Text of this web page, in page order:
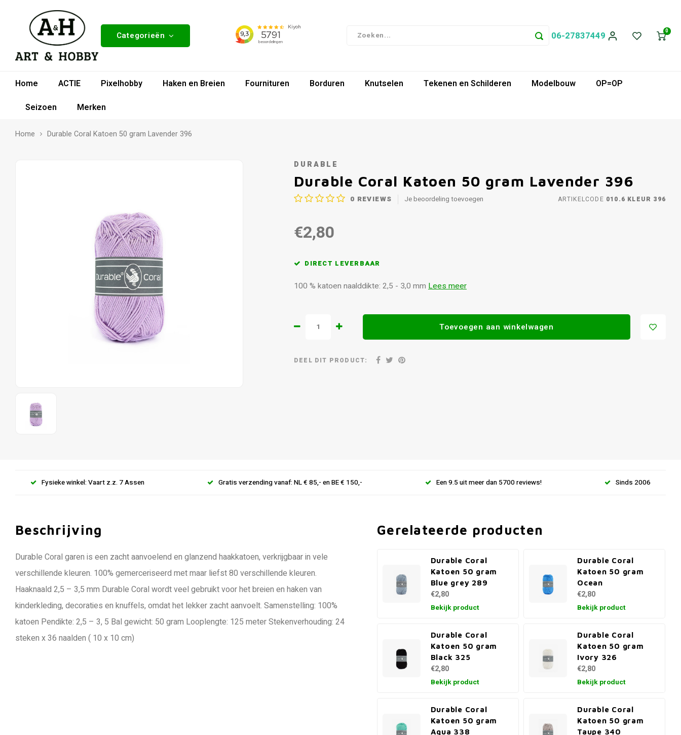
Categorieën 06-27837449 0
Home ACTIE Pixelhobby Haken en Breien Fournituren Borduren Knutselen Tekenen en Schilderen Modelbouw
OP=OP
Seizoen
Merken
Home Durable Coral Katoen 50 gram Lavender 396
DURABLE
Durable Coral Katoen 50 gram Lavender 396
0 REVIEWS Je beoordeling toevoegen ARTIKELCODE 010.6 KLEUR 396
€2,80
DIRECT LEVERBAAR
100 % katoen naalddikte: 2,5 - 3,0 mm Lees meer
Toevoegen aan winkelwagen
DEEL DIT PRODUCT:
Fysieke winkel: Vaart z.z. 7 Assen Gratis verzending vanaf: NL € 85,- en BE € 150,- Een 9.5 uit meer dan 5700 reviews! Sinds 2006
Beschrijving
Durable Coral garen is een zacht aanvoelend en glanzend haakkatoen, verkrijgbaar in vele
verschillende kleuren. 100% gemerceriseerd met maar liefst 80 verschillende kleuren.
Haaknaald 2,5 – 3,5 mm Durable Coral wordt veel gebruikt voor het breien en haken van
kinderkleding, decoraties en knuffels, omdat het lekker zacht aanvoelt. Samenstelling: 100%
katoen Pendikte: 2,5 – 3, 5 Bal gewicht: 50 gram Looplengte: 125 meter Stekenverhouding: 24
steken x 36 naalden ( 10 x 10 cm)
Gerelateerde producten
Durable Coral
Katoen 50 gram
Blue grey 289
€2,80
Bekijk product
Durable Coral
Katoen 50 gram
Ocean
€2,80
Bekijk product
Durable Coral
Katoen 50 gram
Black 325
€2,80
Bekijk product
Durable Coral
Katoen 50 gram
Ivory 326
€2,80
Bekijk product
Durable Coral
Katoen 50 gram
Aqua 338
Durable Coral
Katoen 50 gram
Taupe 340